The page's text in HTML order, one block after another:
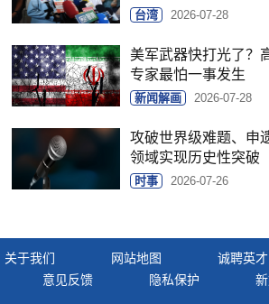
台湾 2026-07-28
美军武器快打光了？
专家最怕一事发生
新闻解画 2026-07-28
攻破世界级难题、申
领域实现历史性突破
时事 2026-07-26
关于我们 网站地图 诚聘英才
意见反馈
隐私保护